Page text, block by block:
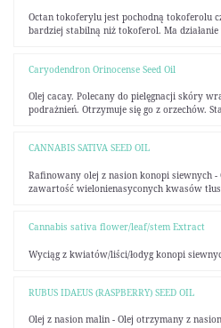
Octan tokoferylu jest pochodną tokoferolu
bardziej stabilną niż tokoferol. Ma działanie
Caryodendron Orinocense Seed Oil
Olej cacay. Polecany do pielęgnacji skóry
podrażnień. Otrzymuje się go z orzechów.
CANNABIS SATIVA SEED OIL
Rafinowany olej z nasion konopi siewnych
zawartość wielonienasyconych kwasów
Cannabis sativa flower/leaf/stem Extract
Wyciąg z kwiatów/liści/łodyg konopi
RUBUS IDAEUS (RASPBERRY) SEED OIL
Olej z nasion malin - Olej otrzymany z